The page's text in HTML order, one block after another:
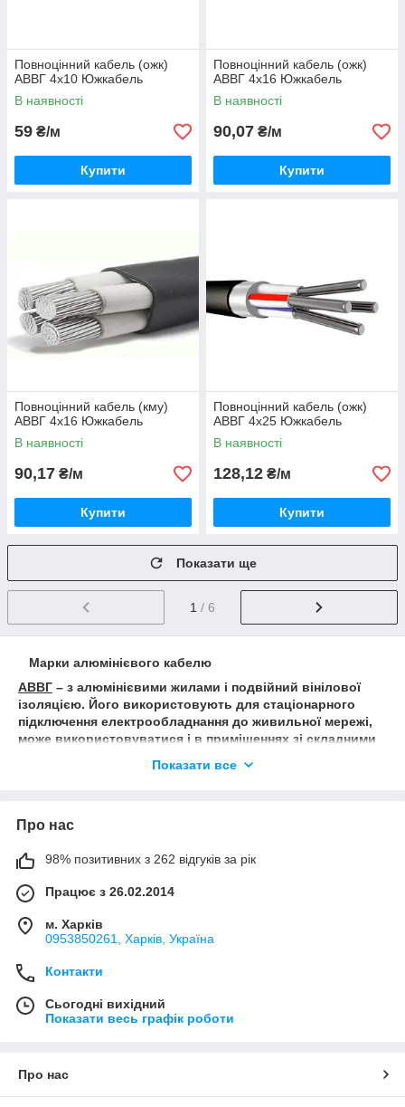
Повноцінний кабель (ожк)
АВВГ 4х10 Южкабель
В наявності
59 ₴/м
Купити
Повноцінний кабель (ожк)
АВВГ 4х16 Южкабель
В наявності
90,07 ₴/м
Купити
Повноцінний кабель (кму)
АВВГ 4х16 Южкабель
В наявності
90,17 ₴/м
Купити
Повноцінний кабель (ожк)
АВВГ 4х25 Южкабель
В наявності
128,12 ₴/м
Купити
Показати ще
1 / 6
Марки алюмінієвого кабелю
АВВГ – з алюмінієвими жилами і подвійний вінілової
ізоляцією. Його використовують для стаціонарного
підключення електрообладнання до живильної мережі,
може використовуватися і в приміщеннях зі складними
вологістю або вибухонебезпечні. Використовується і
АВБбШв– з алюмінієвими жилами і стрічковою бронею
ПВХ ізоляцією кожної жили і шару оперізує ізоляції,
точніше зовні ПВХ-шланг. Застосовується для прокладки
живильної мережі в складних умовах, а також при
можливості механічних пошкоджень, у вибухо - і
пожежонебезпечних приміщеннях. В тому числі і для
зовнішньої прокладки і під землею.
Показати все
Про нас
98% позитивних з 262 відгуків за рік
Працює з 26.02.2014
м. Харків
0953850261, Харків, Україна
Контакти
Сьогодні вихідний
Показати весь графік роботи
Про нас